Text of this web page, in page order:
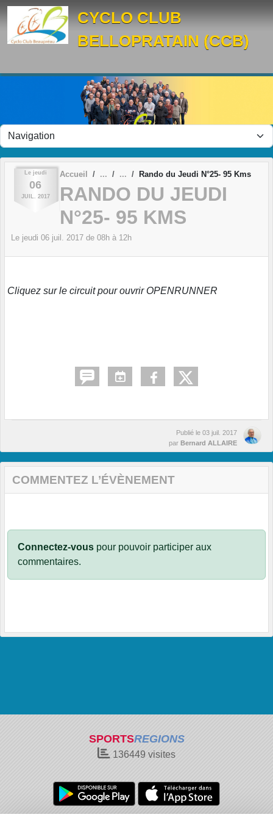
CYCLO CLUB
BELLOPRATAIN (CCB)
Le jeudi
06
JUIL. 2017
Accueil Rando du Jeudi N°25- 95 Kms
RANDO DU JEUDI
N°25- 95 KMS
Le jeudi 06 juil. 2017 de 08h à 12h
Cliquez sur le circuit pour ouvrir OPENRUNNER
Publié le 03 juil. 2017
par Bernard ALLAIRE
COMMENTEZ L’ÉVÈNEMENT
Connectez-vous pour pouvoir participer aux
commentaires.
SPORTSREGIONS
136449 visites
Panneau de gestion des cookies